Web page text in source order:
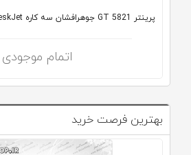
پرینتر GT 5821 جوهرافشان سه کاره HP DeskJet
اتمام موجودی
بهترین فرصت خرید